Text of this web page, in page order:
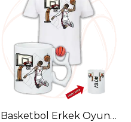
Basketbol Erkek Oyunculu Basketbol Toplu Kupa + Baskılı Pamuklu Tişört Kombin-2